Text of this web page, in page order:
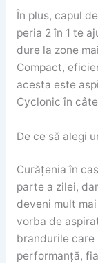
În plus, capul
peria 2 în 1 te
dure la zone
Compact,
acesta este
Cyclonic în
De ce să alegi
Curățenia în
parte a zilei,
deveni mult
vorba de
brandurile
performanță,